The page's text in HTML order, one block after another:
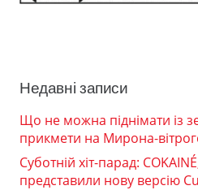
Недавні записи
Що не можна піднімати із
прикмети на Мирона-
Суботній хіт-парад:
представили нову версію